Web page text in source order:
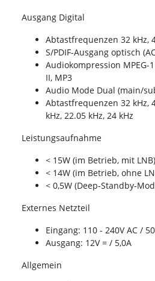
Ausgang Digital
Abtastfrequenzen 32 kHz,
S/PDIF-Ausgang optisch
Audiokompression MPEG-
II, MP3
Audio Mode Dual (main/
Abtastfrequenzen 32 kHz,
kHz, 22.05 kHz, 24 kHz
Leistungsaufnahme
< 15W (im Betrieb, mit LNB)
< 14W (im Betrieb, ohne
< 0,5W (Deep-Standby-
Externes Netzteil
Eingang: 110 - 240V AC /
Ausgang: 12V = / 5,0A
Allgemein